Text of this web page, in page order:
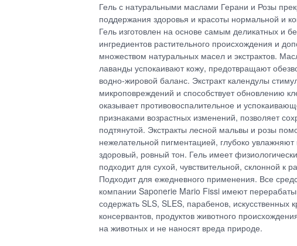
Гель с натуральными маслами Герани и Розы
поддержания здоровья и красоты нормальной и
Гель изготовлен на основе самым деликатных и
ингредиентов растительного происхождения и
множеством натуральных масел и экстрактов.
лаванды успокаивают кожу, предотвращают
водно-жировой баланс. Экстракт календулы
микроповреждений и способствует обновлению
оказывает противовоспалительное и
признаками возрастных изменений, позволяет
подтянутой. Экстракты лесной мальвы и розы
нежелательной пигментацией, глубоко
здоровый, ровный тон. Гель имеет
подходит для сухой, чувствительной, склонной к
Подходит для ежедневного применения. Все
компании Saponerie Mario Fissi имеют
содержать SLS, SLES, парабенов, искусственных
консервантов, продуктов животного
на животных и не наносят вреда природе.